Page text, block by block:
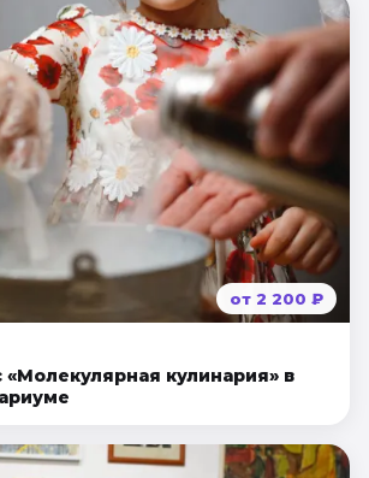
от 2 200 ₽
«Молекулярная кулинария» в